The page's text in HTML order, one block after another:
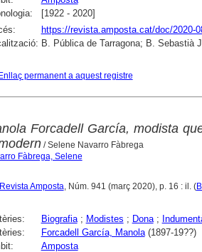
[1922 - 2020]
https://revista.amposta.cat/doc/2020-
B. Pública de Tarragona; B. Sebastià
permanent a aquest registre
Forcadell García, modista
/ Selene Navarro Fàbrega
Fàbrega, Selene
Revista Amposta , Núm. 941 (març 2020), p. 16 : il. (
Biografia; Modistes ; Dona;
Forcadell García, Manola(1897-19??)
Amposta